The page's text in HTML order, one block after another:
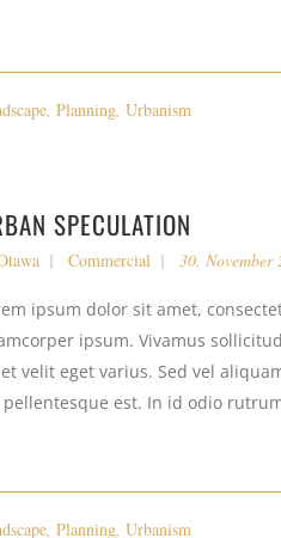
, Planning, Urbanism
SPECULATION
Commercial 30. November
ipsum dolor sit amet,
ipsum. Vivamus
velit eget varius. Sed vel
pellentesque est. In id odio
, Planning, Urbanism